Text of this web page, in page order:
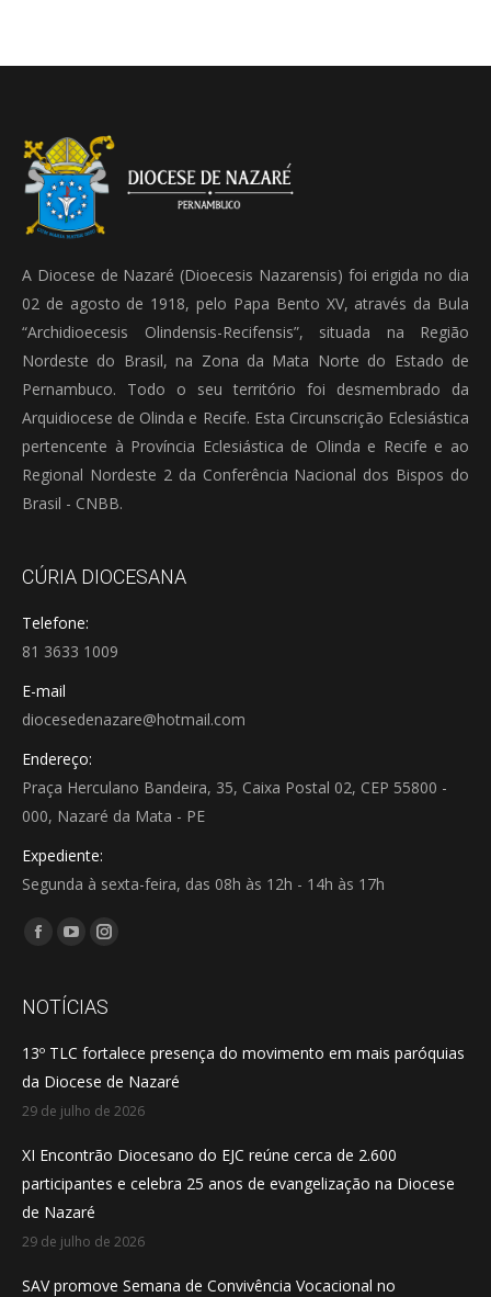
A Diocese de Nazaré (Dioecesis Nazarensis) foi erigida no dia
02 de agosto de 1918, pelo Papa Bento XV, através da Bula
“Archidioecesis Olindensis-Recifensis”, situada na Região
Nordeste do Brasil, na Zona da Mata Norte do Estado de
Pernambuco. Todo o seu território foi desmembrado da
Arquidiocese de Olinda e Recife. Esta Circunscrição Eclesiástica
pertencente à Província Eclesiástica de Olinda e Recife e ao
Regional Nordeste 2 da Conferência Nacional dos Bispos do
Brasil - CNBB.
CÚRIA DIOCESANA
Telefone:
81 3633 1009
E-mail
diocesedenazare@hotmail.com
Endereço:
Praça Herculano Bandeira, 35, Caixa Postal 02, CEP 55800 -
000, Nazaré da Mata - PE
Expediente:
Segunda à sexta-feira, das 08h às 12h - 14h às 17h
Encontre-nos em:
Facebook
opens
new
window
YouTube
opens
new
window
Instagram
opens
new
window
NOTÍCIAS
13º TLC fortalece presença do movimento em mais paróquias
da Diocese de Nazaré
29 de julho de 2026
XI Encontrão Diocesano do EJC reúne cerca de 2.600
participantes e celebra 25 anos de evangelização na Diocese
de Nazaré
29 de julho de 2026
SAV promove Semana de Convivência Vocacional no